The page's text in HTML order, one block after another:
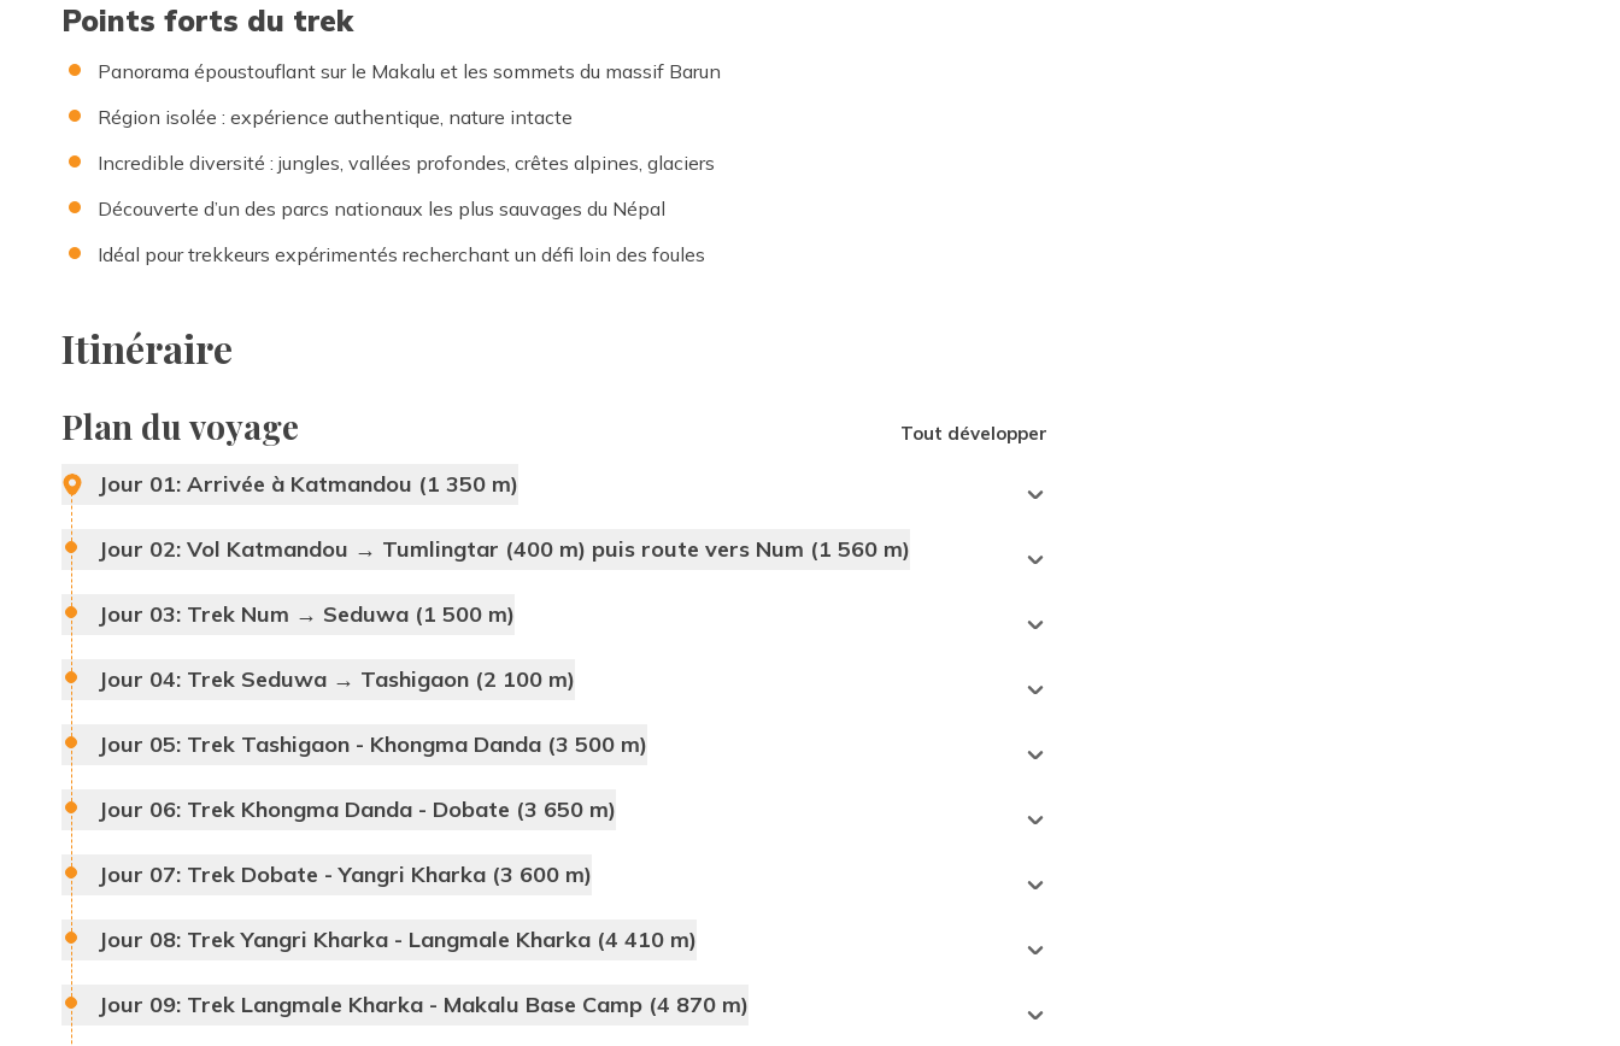
Points forts du trek
Panorama époustouflant sur le Makalu et les sommets du massif Barun
Région isolée : expérience authentique, nature intacte
Incredible diversité : jungles, vallées profondes, crêtes alpines, glaciers
Découverte d’un des parcs nationaux les plus sauvages du Népal
Idéal pour trekkeurs expérimentés recherchant un défi loin des foules
Itinéraire
Plan du voyage Tout développer
Jour 01: Arrivée à Katmandou (1 350 m)
Kathmandu
Jour 02: Vol Katmandou → Tumlingtar (400 m) puis route vers Num (1 560 m)
Tumlingtar
Jour 03: Trek Num → Seduwa (1 500 m)
Seduwa
Jour 04: Trek Seduwa → Tashigaon (2 100 m)
Tashigaon
Jour 05: Trek Tashigaon - Khongma Danda (3 500 m)
Jour 06: Trek Khongma Danda - Dobate (3 650 m)
Jour 07: Trek Dobate - Yangri Kharka (3 600 m)
Jour 08: Trek Yangri Kharka - Langmale Kharka (4 410 m)
Jour 09: Trek Langmale Kharka - Makalu Base Camp (4 870 m)